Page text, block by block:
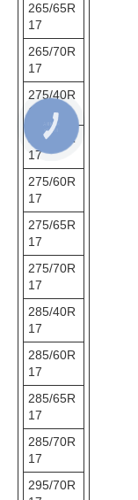
265/65R
17
265/70R
17
275/40R
17
275/55R
17
275/60R
17
275/65R
17
275/70R
17
285/40R
17
285/60R
17
285/65R
17
285/70R
17
295/70R